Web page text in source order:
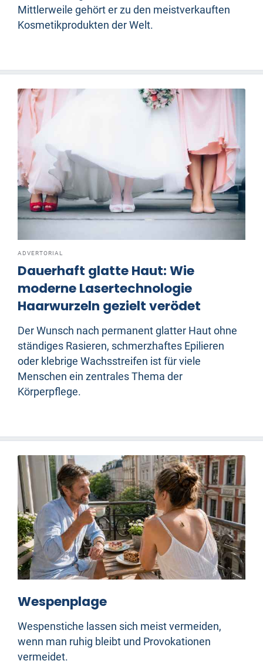
Mittlerweile gehört er zu den meistverkauften
Kosmetikprodukten der Welt.
ADVERTORIAL
Dauerhaft glatte Haut: Wie
moderne Lasertechnologie
Haarwurzeln gezielt verödet
Der Wunsch nach permanent glatter Haut ohne
ständiges Rasieren, schmerzhaftes Epilieren
oder klebrige Wachsstreifen ist für viele
Menschen ein zentrales Thema der
Körperpflege.
Wespenplage
Wespenstiche lassen sich meist vermeiden,
wenn man ruhig bleibt und Provokationen
vermeidet.